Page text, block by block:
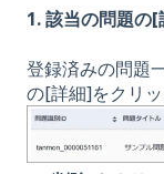
1. 該当の問題の
登録済みの問題
の[詳細]をクリッ